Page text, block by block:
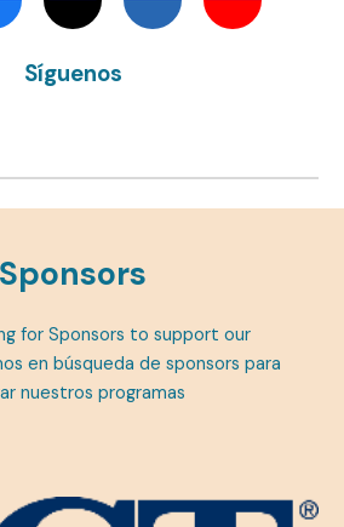
Síguenos
Sponsors
for Sponsors to support our
en búsqueda de sponsors para
nuestros programas